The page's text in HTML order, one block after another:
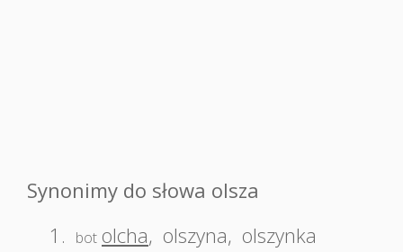
Synonimy do słowa olsza
1.
bot olcha, olszyna, olszynka